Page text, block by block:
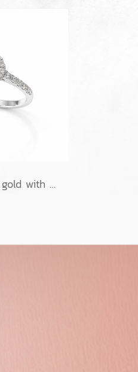
Ring 18K White gold with Round Diamond